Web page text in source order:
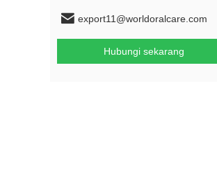
export11@worldoralcare.com
Hubungi sekarang